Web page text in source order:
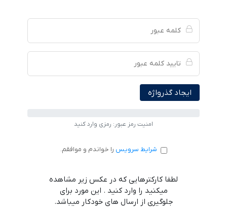
ایجاد گذرواژه
امنیت رمز عبور: رمزی وارد کنید
شرایط سرویس را خواندم و موافقم.
لطفا کارکترهایی که در عکس زیر مشاهده
میکنید را وارد کنید . این مورد برای
جلوگیری از ارسال های خودکار میباشد.